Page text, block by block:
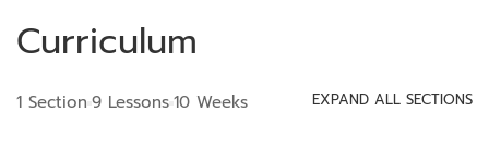
Curriculum
1 Section 9 Lessons10 Weeks EXPAND ALL SECTIONS